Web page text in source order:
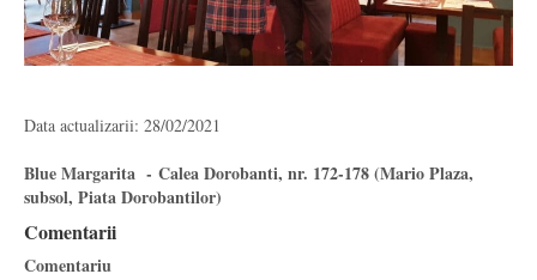
Data actualizarii: 28/02/2021
Blue Margarita - Calea Dorobanti, nr. 172-178 (Mario Plaza,
subsol, Piata Dorobantilor)
Comentarii
Comentariu